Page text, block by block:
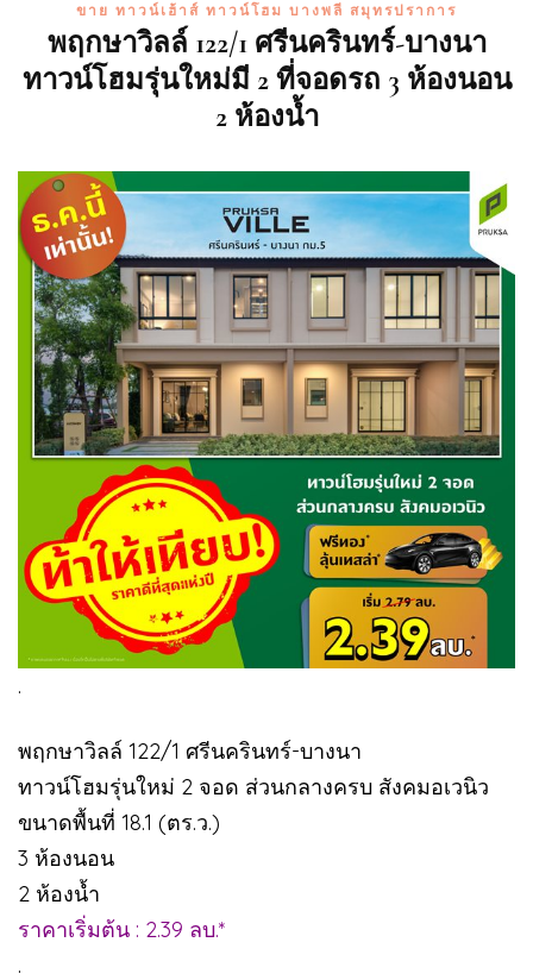
ขาย ทาวน์เฮ้าส์ ทาวน์โฮม บางพลี สมุทรปราการ
พฤกษาวิลล์ 122/1 ศรีนครินทร์-บางนา
ทาวน์โฮมรุ่นใหม่มี 2 ที่จอดรถ 3 ห้องนอน
2 ห้องน้ำ
.
พฤกษาวิลล์ 122/1 ศรีนครินทร์-บางนา
ทาวน์โฮมรุ่นใหม่ 2 จอด ส่วนกลางครบ สังคมอเวนิว
ขนาดพื้นที่ 18.1 (ตร.ว.)
3 ห้องนอน
2 ห้องน้ำ
ราคาเริ่มต้น : 2.39 ลบ.*
.